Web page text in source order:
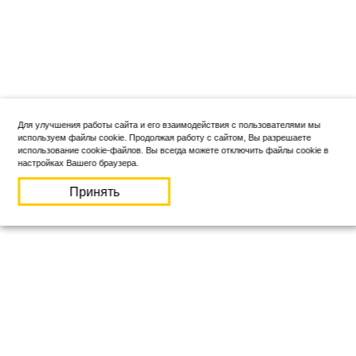
Для улучшения работы сайта и его взаимодействия с пользователями мы
используем файлы cookie. Продолжая работу с сайтом, Вы разрешаете
использование cookie-файлов. Вы всегда можете отключить файлы cookie в
настройках Вашего браузера.
Принять